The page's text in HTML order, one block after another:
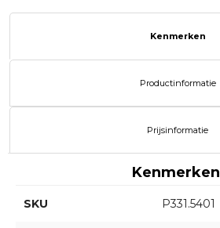
Kenmerken
Productinformatie
Prijsinformatie
Kenmerken
SKU P331.5401